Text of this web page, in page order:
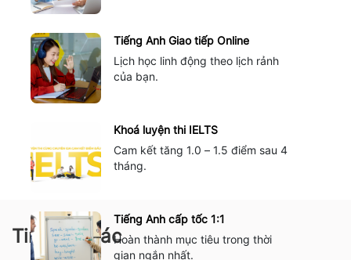
Tiếng Anh Giao tiếp Online
Lịch học linh động theo lịch rảnh
của bạn.
Khoá luyện thi IELTS
Cam kết tăng 1.0 – 1.5 điểm sau 4
tháng.
Tiếng Anh cấp tốc 1:1
Hoàn thành mục tiêu trong thời
gian ngắn nhất.
Tin tức khác